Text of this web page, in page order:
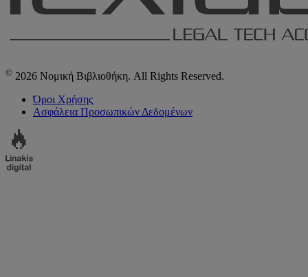
© 2026 Νομική Βιβλιοθήκη. All Rights Reserved.
Όροι Χρήσης
Ασφάλεια Προσωπικών Δεδομένων